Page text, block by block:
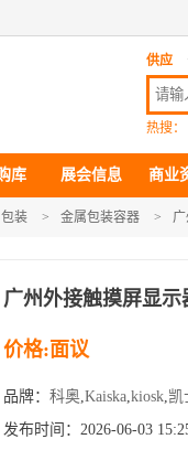
供应
热搜：
库 展会信息 商业
包装 > 金属包装容器 >
广州外接触摸屏显
价格:面议
品牌： 科奥,Kaiska,kiosk,凯
发布时间：2026-06-03